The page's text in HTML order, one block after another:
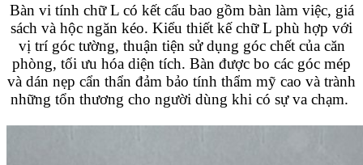
Bàn vi tính chữ L có kết cấu bao gồm bàn làm việc, giá
sách và hộc ngăn kéo. Kiểu thiết kế chữ L phù hợp với
vị trí góc tường, thuận tiện sử dụng góc chết của căn
phòng, tối ưu hóa diện tích. Bàn được bo các góc mép
và dán nẹp cẩn thẩn đảm bảo tính thẩm mỹ cao và trành
những tổn thương cho người dùng khi có sự va chạm.